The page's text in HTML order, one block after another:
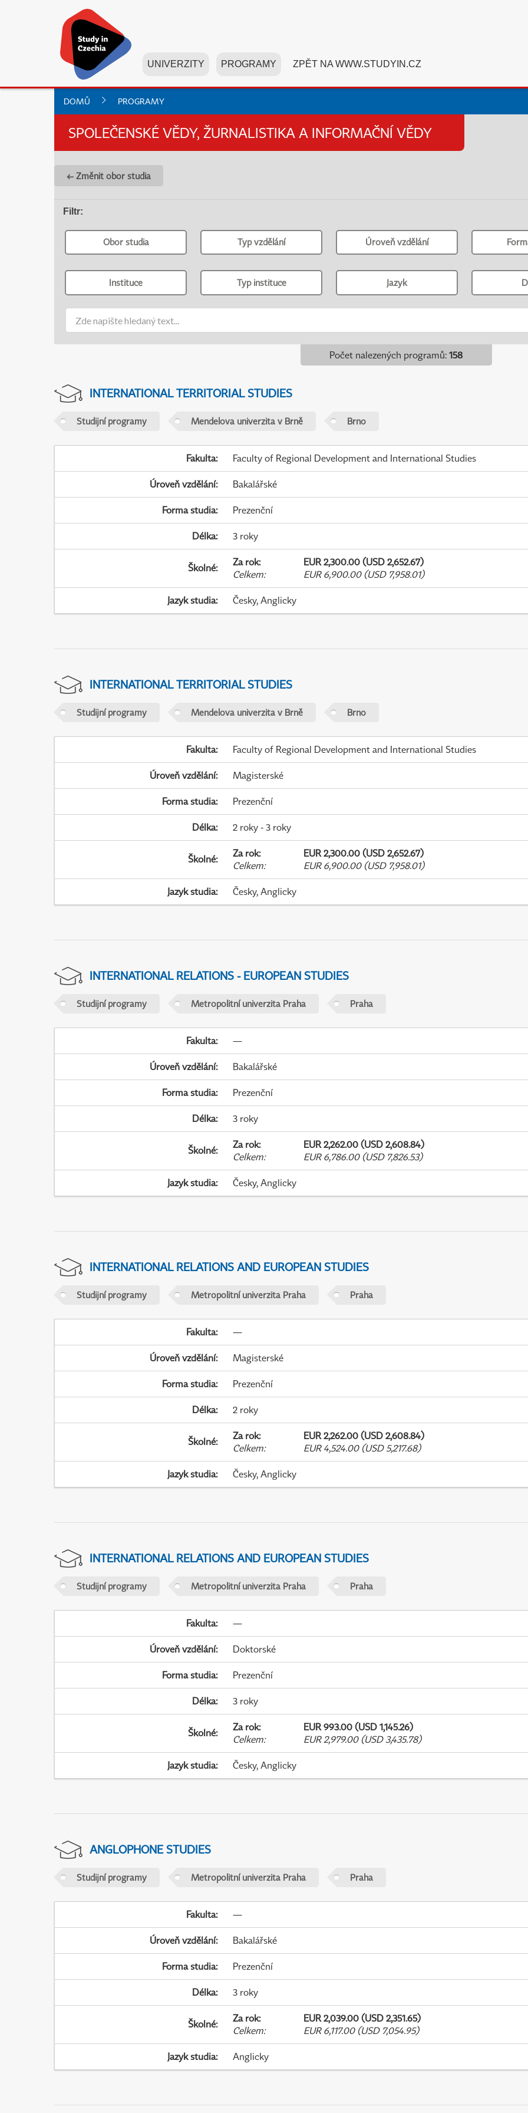
UNIVERZITY PROGRAMY ZPĚT NA WWW.STUDYIN.CZ
DOMŮ PROGRAMY
SPOLEČENSKÉ VĚDY, ŽURNALISTIKA A INFORMAČNÍ VĚDY
← Změnit obor studia
Filtr:
Obor studia Typ vzdělání Úroveň vzdělání
Instituce Typ instituce Jazyk
Počet nalezených programů: 158
INTERNATIONAL TERRITORIAL STUDIES
Studijní programy Mendelova univerzita v Brně Brno
Fakulta: Faculty of Regional Development and International Studies
Úroveň vzdělání: Bakalářské
Forma studia: Prezenční
Délka: 3 roky
Školné: Za rok:
EUR 2,300.00 (USD 2,652.67)
Celkem: EUR 6,900.00 (USD 7,958.01)
Jazyk studia: Česky, Anglicky
INTERNATIONAL TERRITORIAL STUDIES
Studijní programy Mendelova univerzita v Brně Brno
Fakulta: Faculty of Regional Development and International Studies
Úroveň vzdělání: Magisterské
Forma studia: Prezenční
Délka: 2 roky - 3 roky
Školné: Za rok:
EUR 2,300.00 (USD 2,652.67)
Celkem: EUR 6,900.00 (USD 7,958.01)
Jazyk studia: Česky, Anglicky
INTERNATIONAL RELATIONS - EUROPEAN STUDIES
Studijní programy Metropolitní univerzita Praha Praha
Fakulta: —
Úroveň vzdělání: Bakalářské
Forma studia: Prezenční
Délka: 3 roky
Školné: Za rok:
EUR 2,262.00 (USD 2,608.84)
Celkem: EUR 6,786.00 (USD 7,826.53)
Jazyk studia: Česky, Anglicky
INTERNATIONAL RELATIONS AND EUROPEAN STUDIES
Studijní programy Metropolitní univerzita Praha Praha
Fakulta: —
Úroveň vzdělání: Magisterské
Forma studia: Prezenční
Délka: 2 roky
Školné: Za rok:
EUR 2,262.00 (USD 2,608.84)
Celkem: EUR 4,524.00 (USD 5,217.68)
Jazyk studia: Česky, Anglicky
INTERNATIONAL RELATIONS AND EUROPEAN STUDIES
Studijní programy Metropolitní univerzita Praha Praha
Fakulta: —
Úroveň vzdělání: Doktorské
Forma studia: Prezenční
Délka: 3 roky
Školné: Za rok:
EUR 993.00 (USD 1,145.26)
Celkem: EUR 2,979.00 (USD 3,435.78)
Jazyk studia: Česky, Anglicky
ANGLOPHONE STUDIES
Studijní programy Metropolitní univerzita Praha Praha
Fakulta: —
Úroveň vzdělání: Bakalářské
Forma studia: Prezenční
Délka: 3 roky
Školné: Za rok:
EUR 2,039.00 (USD 2,351.65)
Celkem: EUR 6,117.00 (USD 7,054.95)
Jazyk studia: Anglicky